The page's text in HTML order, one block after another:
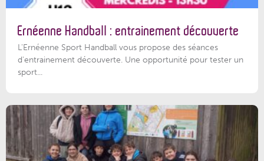
Ernéenne Handball : entrainement découverte
L'Ernéenne Sport Handball vous propose des séances
d'entrainement découverte. Une opportunité pour tester un
sport...